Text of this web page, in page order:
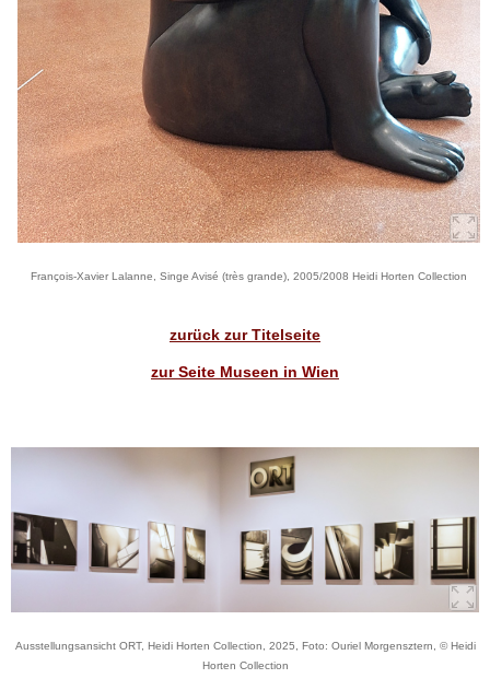
François-Xavier Lalanne, Singe Avisé (très grande), 2005/2008 Heidi Horten Collection
zurück zur Titelseite
zur Seite Museen in Wien
Ausstellungsansicht ORT, Heidi Horten Collection, 2025, Foto: Ouriel Morgensztern, © Heidi
Horten Collection